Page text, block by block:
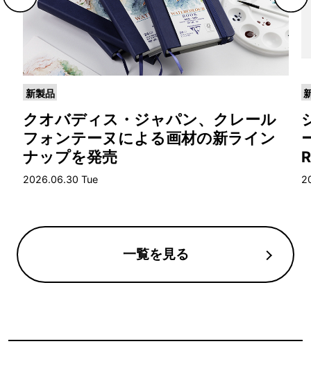
新製品
クオバディス・ジャパン、クレール
フォンテーヌによる画材の新ライン
ナップを発売
2026.06.30 Tue
一覧を見る